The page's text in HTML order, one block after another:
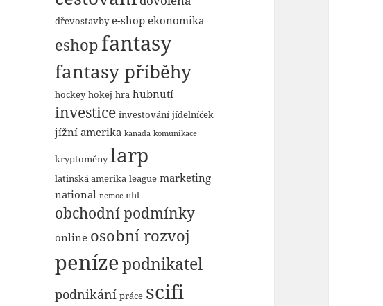
dřevostavby e-shop ekonomika
eshopfantasy
fantasy příběhy
hockey hokej hra hubnutí
investice investování jídelníček
jížní amerika kanada komunikace
kryptoměny larp
latinská amerika league marketing
national nemoc nhl
obchodní podmínky
online osobní rozvoj
penízepodnikatel
podnikání práce scifi